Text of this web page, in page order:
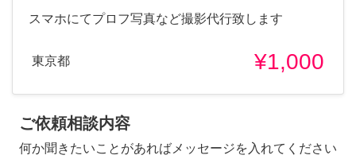
スマホにてプロフ写真など撮影代行致します
東京都 ¥1,000
ご依頼相談内容
何か聞きたいことがあればメッセージを入れてください